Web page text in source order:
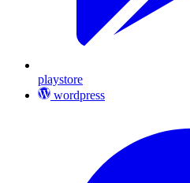
playstore
wordpress